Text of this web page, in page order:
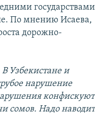
По мнению Исаева,
дорожно-
Узбекистане и
нарушение
конфискуют
сомов. Надо